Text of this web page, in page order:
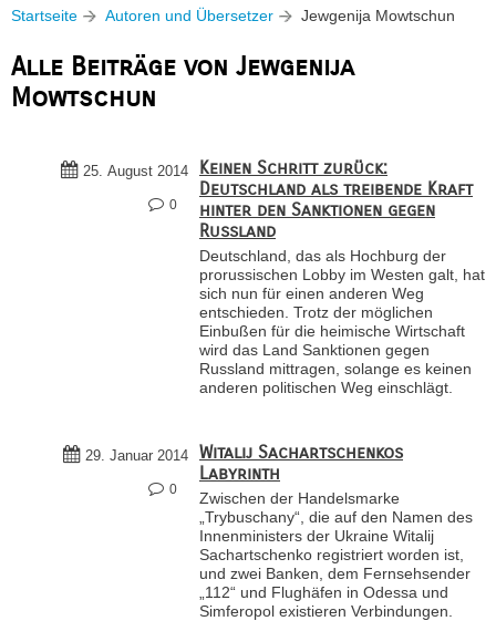
Startseite Autoren und Übersetzer Jewgenija Mowtschun
Alle Beiträge von Jewgenija
Mowtschun
25. August 2014
0
Keinen Schritt zurück:
Deutschland als treibende Kraft
hinter den Sanktionen gegen
Russland
Deutschland, das als Hochburg der
prorussischen Lobby im Westen galt, hat
sich nun für einen anderen Weg
entschieden. Trotz der möglichen
Einbußen für die heimische Wirtschaft
wird das Land Sanktionen gegen
Russland mittragen, solange es keinen
anderen politischen Weg einschlägt.
29. Januar 2014
0
Witalij Sachartschenkos
Labyrinth
Zwischen der Handelsmarke
„Trybuschany“, die auf den Namen des
Innenministers der Ukraine Witalij
Sachartschenko registriert worden ist,
und zwei Banken, dem Fernsehsender
„112“ und Flughäfen in Odessa und
Simferopol existieren Verbindungen.